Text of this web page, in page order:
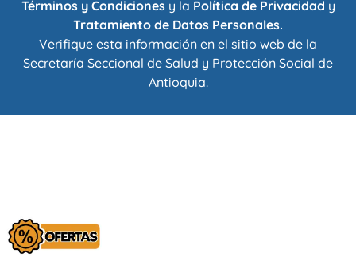
Términos y Condicionesy la Política de Privacidad y
Tratamiento de Datos Personales.
Verifique esta información en el sitio web de la
Secretaría Seccional de Salud y Protección Social de
Antioquia.